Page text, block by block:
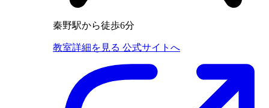
秦野駅から徒歩6分
教室詳細を見る 公式サイトへ